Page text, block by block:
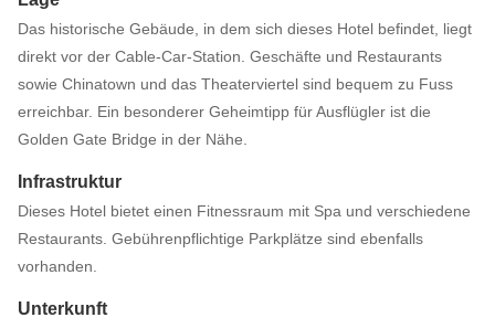
Das historische Gebäude, in dem sich dieses Hotel befindet, liegt
direkt vor der Cable-Car-Station. Geschäfte und Restaurants
sowie Chinatown und das Theaterviertel sind bequem zu Fuss
erreichbar. Ein besonderer Geheimtipp für Ausflügler ist die
Golden Gate Bridge in der Nähe.
Infrastruktur
Dieses Hotel bietet einen Fitnessraum mit Spa und verschiedene
Restaurants. Gebührenpflichtige Parkplätze sind ebenfalls
vorhanden.
Unterkunft